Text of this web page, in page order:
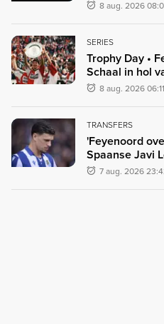
8 aug. 2026
SERIES
Trophy Day •
Schaal in hol
8 aug. 2026 06:11
TRANSFERS
'Feyenoord
Spaanse Javi
7 aug. 2026